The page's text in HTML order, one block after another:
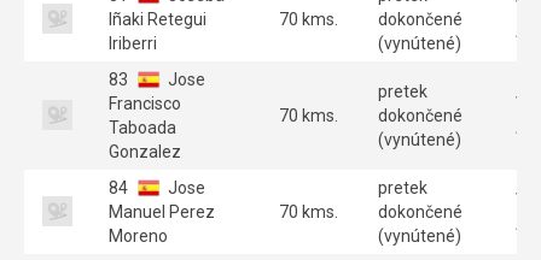
Iñaki Retegui
Iriberri
70 kms.
dokončené
(vynútené)
A
83
Jose
Francisco
Taboada
Gonzalez
70 kms.
pretek
dokončené
(vynútené)
A
84
Jose
Manuel Perez
Moreno
70 kms.
pretek
dokončené
(vynútené)
A